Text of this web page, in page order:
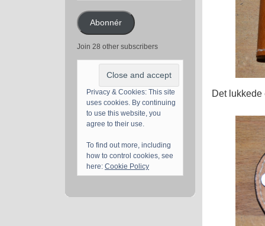
adresseAbonnér
Join 28 other subscribers
Privacy & Cookies: This site
uses cookies. By continuing
to use this website, you
agree to their use.
To find out more, including
how to control cookies, see
here: Cookie Policy
Det lukkede